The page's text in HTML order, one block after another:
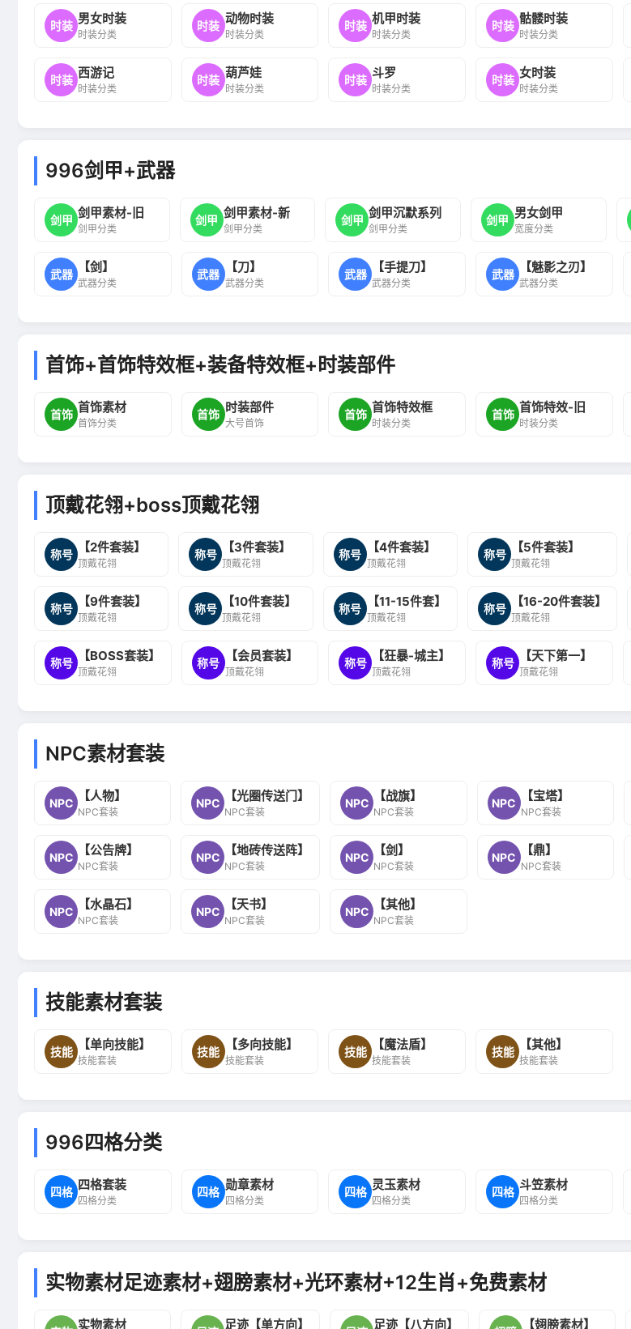
时装 男女时装
时装分类
时装 动物时装
时装分类
时装 机甲时装
时装分类
时装 骷髅时装
时装分类
时装 西游记
时装分类
时装 葫芦娃
时装分类
时装 斗罗
时装分类
时装 女时装
时装分类
996剑甲+武器
剑甲 剑甲素材-旧
剑甲分类
剑甲 剑甲素材-新
剑甲分类
剑甲 剑甲沉默系列
剑甲分类
剑甲 男女剑甲
宽度分类
武器 【剑】
武器分类
武器 【刀】
武器分类
武器 【手提刀】
武器分类
武器 【魅影之刃】
武器分类
首饰+首饰特效框+装备特效框+时装部件
首饰 首饰素材
首饰分类
首饰 时装部件
大号首饰
首饰 首饰特效框
时装分类
首饰 首饰特效-旧
时装分类
顶戴花翎+boss顶戴花翎
称号 【2件套装】
顶戴花翎
称号 【3件套装】
顶戴花翎
称号 【4件套装】
顶戴花翎
称号 【5件套装】
顶戴花翎
称号 【9件套装】
顶戴花翎
称号 【10件套装】
顶戴花翎
称号 【11-15件套】
顶戴花翎
称号 【16-20件套装】
顶戴花翎
称号 【BOSS套装】
顶戴花翎
称号 【会员套装】
顶戴花翎
称号 【狂暴-城主】
顶戴花翎
称号 【天下第一】
顶戴花翎
NPC素材套装
NPC 【人物】
NPC套装
NPC 【光圈传送门】
NPC套装
NPC 【战旗】
NPC套装
NPC 【宝塔】
NPC套装
NPC 【公告牌】
NPC套装
NPC 【地砖传送阵】
NPC套装
NPC 【剑】
NPC套装
NPC 【鼎】
NPC套装
NPC 【水晶石】
NPC套装
NPC 【天书】
NPC套装
NPC 【其他】
NPC套装
技能素材套装
技能 【单向技能】
技能套装
技能 【多向技能】
技能套装
技能 【魔法盾】
技能套装
技能 【其他】
技能套装
996四格分类
四格 四格套装
四格分类
四格 勋章素材
四格分类
四格 灵玉素材
四格分类
四格 斗笠素材
四格分类
实物素材足迹素材+翅膀素材+光环素材+12生肖+免费素材
实物素材 足迹【单方向】 足迹【八方向】 【翅膀素材】